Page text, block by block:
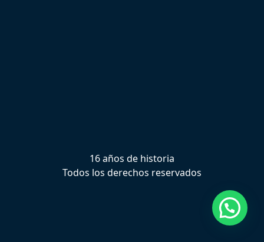
16 años de historia
Todos los derechos reservados